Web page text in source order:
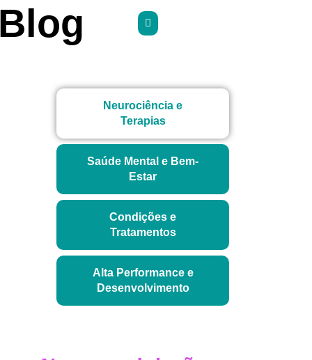
Neurociência e
Terapias
Saúde Mental e Bem-
Estar
Condições e
Tratamentos
Alta Performance e
Desenvolvimento